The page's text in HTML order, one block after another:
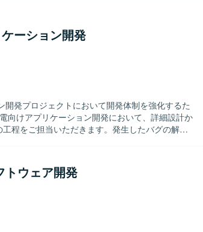
ーション開発
発プロジェクトにおいて開発体制を強化するた
程をご担当いただきます。発生したバグの解析
発経験を積むことができます。C/C++を用いた開
どの知識を身に付ける機会があります。 【開
トウェア開発